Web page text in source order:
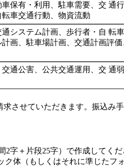
保有・利用、駐車需要、交 通
車交通行動、物資流動
システム計画、歩行者・自 転
画、駐車場計画、交通計画評価
通公害、公共交通運用、交 通
させていただきます。振込
2字＋片段25字）で作成してくだ
体（もしくはそれに準じたフ